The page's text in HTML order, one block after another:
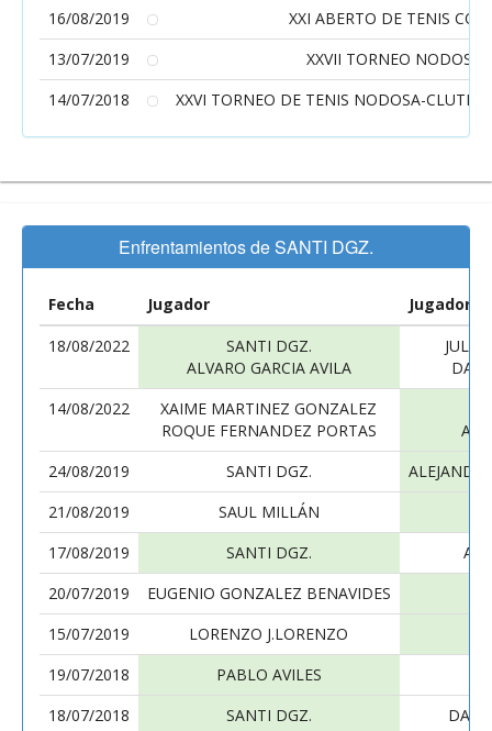
16/08/2019
XXI ABERTO DE TENIS
13/07/2019
XXVII TORNEO
14/07/2018
XXVI TORNEO DE TENIS NODOSA-
Enfrentamientos de SANTI DGZ.
Fecha Jugador
Jugador
18/08/2022
SANTI DGZ.
ALVARO GARCIA AVILA
14/08/2022
XAIME MARTINEZ GONZALEZ
ROQUE FERNANDEZ PORTAS
24/08/2019
SANTI DGZ.
21/08/2019
SAUL MILLÁN
17/08/2019
SANTI DGZ.
20/07/2019
EUGENIO GONZALEZ BENAVIDES
15/07/2019
LORENZO J.LORENZO
19/07/2018
PABLO AVILES
18/07/2018
SANTI DGZ.